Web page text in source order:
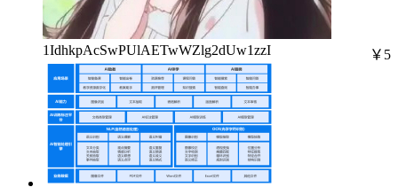
1IdhkpAcSwPUlAETwWZlg2dUw1zzI ￥5